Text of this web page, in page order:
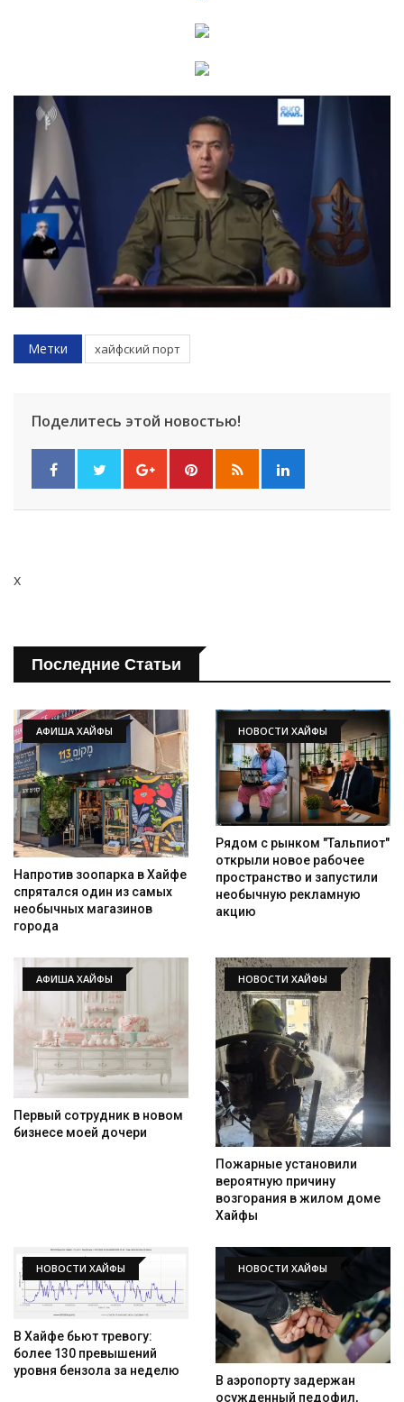
Метки хайфский порт
Поделитесь этой новостью!
x
Последние Статьи
АФИША ХАЙФЫ
Напротив зоопарка в Хайфе
спрятался один из самых
необычных магазинов
города
НОВОСТИ ХАЙФЫ
Рядом с рынком "Тальпиот"
открыли новое рабочее
пространство и запустили
необычную рекламную
акцию
АФИША ХАЙФЫ
Первый сотрудник в новом
бизнесе моей дочери
НОВОСТИ ХАЙФЫ
Пожарные установили
вероятную причину
возгорания в жилом доме
Хайфы
НОВОСТИ ХАЙФЫ
В Хайфе бьют тревогу:
более 130 превышений
уровня бензола за неделю
НОВОСТИ ХАЙФЫ
В аэропорту задержан
осужденный педофил,